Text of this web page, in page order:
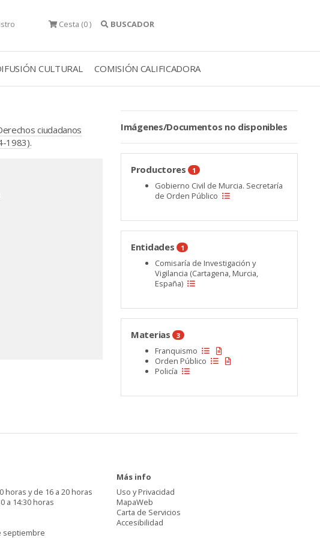
Cesta (0 ) BUSCADOR
CULTURAL COMISIÓN CALIFICADORA
ciudadanos
1983).
Imágenes/Documentos no disponibles
Productores 1
Gobierno Civil de Murcia. Secretaría
de Orden Público
Entidades 1
Comisaría de Investigación y
Vigilancia (Cartagena, Murcia,
España)
Materias 3
Franquismo
Orden Público
Policía
horas y de 16 a 20 horas
a 14:30 horas
septiembre
Más info
Uso y Privacidad
MapaWeb
Carta de Servicios
Accesibilidad